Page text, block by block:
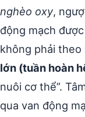
nghèo oxy,
động mạch
không phải theo
lớn (tuần hoàn
nuôi cơ thể”.
qua van động